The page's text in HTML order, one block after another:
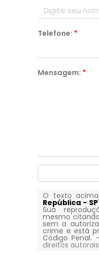
Telefone: *
Mensagem: *
O texto
República - SP
Sua
mesmo
sem a
crime e está
Código Penal.
direitos autorais